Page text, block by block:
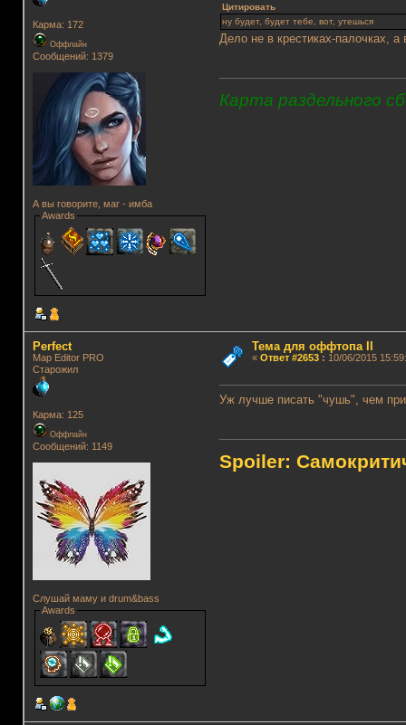
Карма: 172
Оффлайн
Сообщений: 1379
А вы говорите, маг - имба
Awards
Цитировать
ну будет, будет тебе, вот, утешься
Дело не в крестиках-палочках,
Карта раздельного
Perfect
Map Editor PRO
Старожил
Карма: 125
Оффлайн
Сообщений: 1149
Слушай маму и drum&bass
Awards
Тема для оффтопа II
« Ответ #2653: 10/06/2015
Уж лучше писать "чушь", чем
Spoiler: